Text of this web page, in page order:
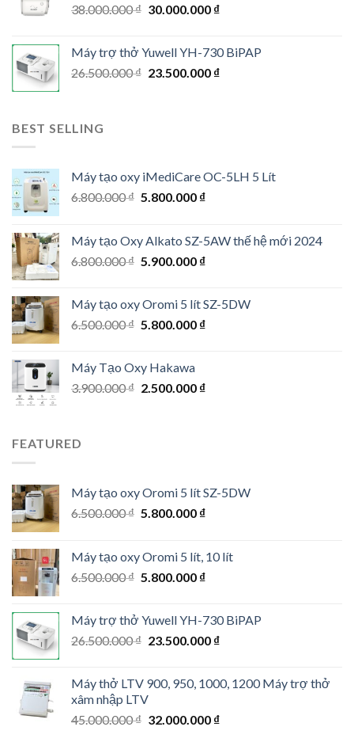
38.000.000₫ Original
38.000.000 ₫.
30.000.000 ₫Current
30.000.000 ₫.
Máy trợ thở Yuwell YH-730 BiPAP
26.500.000₫ Original
23.500.000 ₫Current
BEST SELLING
Máy tạo oxy iMediCare OC-5LH 5 Lít
6.800.000₫ Original
6.800.000 ₫.
5.800.000 ₫Current
5.800.000 ₫.
Máy tạo Oxy Alkato SZ-5AW thế hệ mới 2024
6.800.000₫ Original
6.800.000 ₫.
5.900.000 ₫Current
5.900.000 ₫.
Máy tạo oxy Oromi 5 lít SZ-5DW
6.500.000₫ Original
6.500.000 ₫.
5.800.000 ₫Current
Máy Tạo Oxy Hakawa
3.900.000₫ Original
2.500.000 ₫Current
FEATURED
Máy tạo oxy Oromi 5 lít SZ-5DW
6.500.000₫ Original
6.500.000 ₫.
5.800.000 ₫Current
5.800.000 ₫.
Máy tạo oxy Oromi 5 lít, 10 lít
6.500.000₫ Original
6.500.000 ₫.
5.800.000 ₫Current
5.800.000 ₫.
Máy trợ thở Yuwell YH-730 BiPAP
26.500.000₫ Original
26.500.000 ₫.
23.500.000 ₫Current
23.500.000 ₫.
Máy thở LTV 900, 950, 1000, 1200 Máy trợ thở
xâm nhập LTV
45.000.000₫ Original
32.000.000 ₫Current